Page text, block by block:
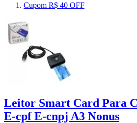
Cupom R$ 40 OFF
Leitor Smart Card Para
E-cpf E-cnpj A3 Nonus